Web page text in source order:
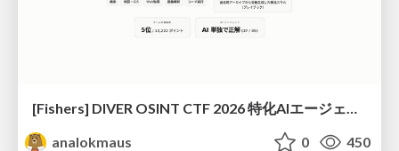
[Fishers] DIVER OSINT CTF 2026 特化AIエージェントハーネスで挑戦するOSINT CTF
analokmaus
0 450